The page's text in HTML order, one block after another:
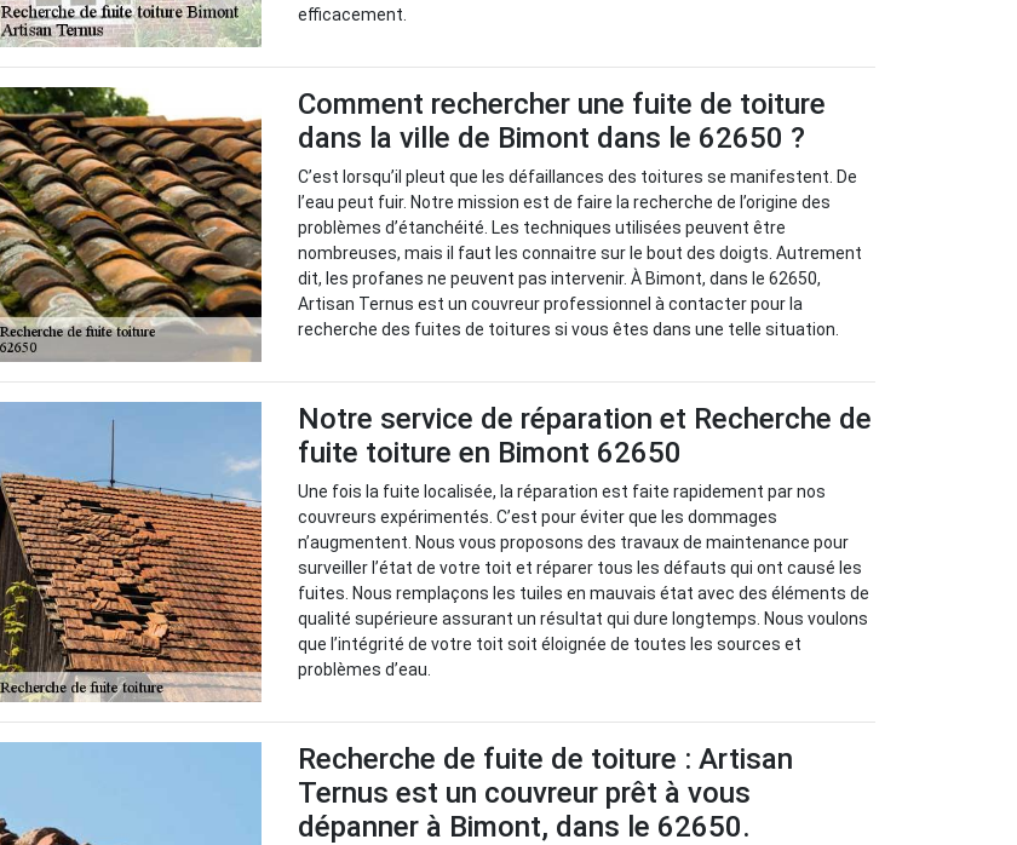
efficacement.
Comment rechercher une fuite de toiture
dans la ville de Bimont dans le 62650 ?
C’est lorsqu’il pleut que les défaillances des toitures se manifestent. De
l’eau peut fuir. Notre mission est de faire la recherche de l’origine des
problèmes d’étanchéité. Les techniques utilisées peuvent être
nombreuses, mais il faut les connaitre sur le bout des doigts. Autrement
dit, les profanes ne peuvent pas intervenir. À Bimont, dans le 62650,
Artisan Ternus est un couvreur professionnel à contacter pour la
recherche des fuites de toitures si vous êtes dans une telle situation.
Notre service de réparation et Recherche de
fuite toiture en Bimont 62650
Une fois la fuite localisée, la réparation est faite rapidement par nos
couvreurs expérimentés. C’est pour éviter que les dommages
n’augmentent. Nous vous proposons des travaux de maintenance pour
surveiller l’état de votre toit et réparer tous les défauts qui ont causé les
fuites. Nous remplaçons les tuiles en mauvais état avec des éléments de
qualité supérieure assurant un résultat qui dure longtemps. Nous voulons
que l’intégrité de votre toit soit éloignée de toutes les sources et
problèmes d’eau.
Recherche de fuite de toiture : Artisan
Ternus est un couvreur prêt à vous
dépanner à Bimont, dans le 62650.